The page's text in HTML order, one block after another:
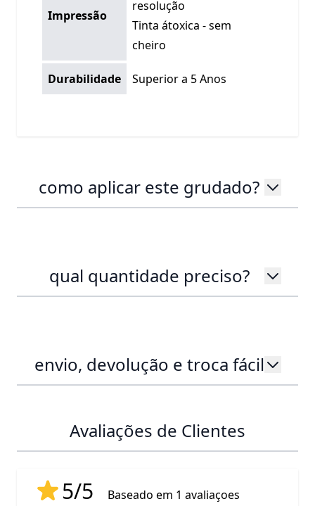
Impressão
resolução
Tinta átoxica - sem
cheiro
Durabilidade Superior a 5 Anos
como aplicar este grudado?
qual quantidade preciso?
envio, devolução e troca fácil
Avaliações de Clientes
5/5 Baseado em 1 avaliaçoes